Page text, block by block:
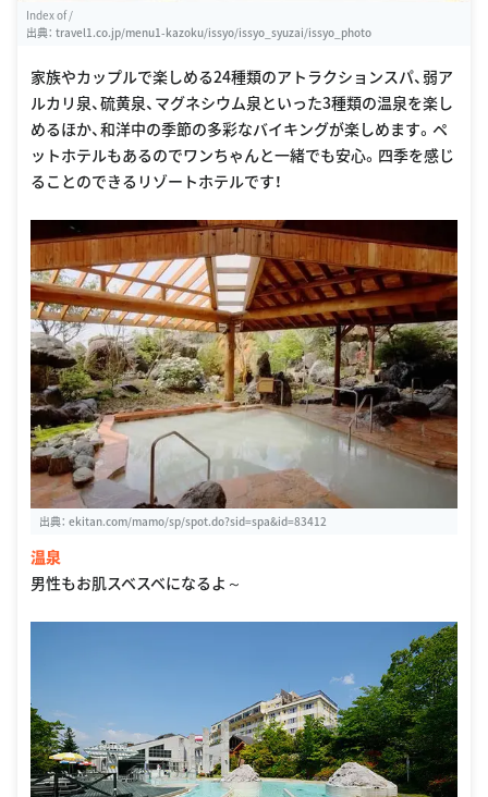
Index of /
出典： travel1.co.jp/menu1-kazoku/issyo/issyo_syuzai/issyo_photo
家族やカップルで楽しめる24種類のアトラクションスパ、弱ア
ルカリ泉、硫黄泉、マグネシウム泉といった3種類の温泉を楽し
めるほか、和洋中の季節の多彩なバイキングが楽しめます。ペ
ットホテルもあるのでワンちゃんと一緒でも安心。四季を感じ
ることのできるリゾートホテルです！
出典： ekitan.com/mamo/sp/spot.do?sid=spa&id=83412
温泉
男性もお肌スベスベになるよ～